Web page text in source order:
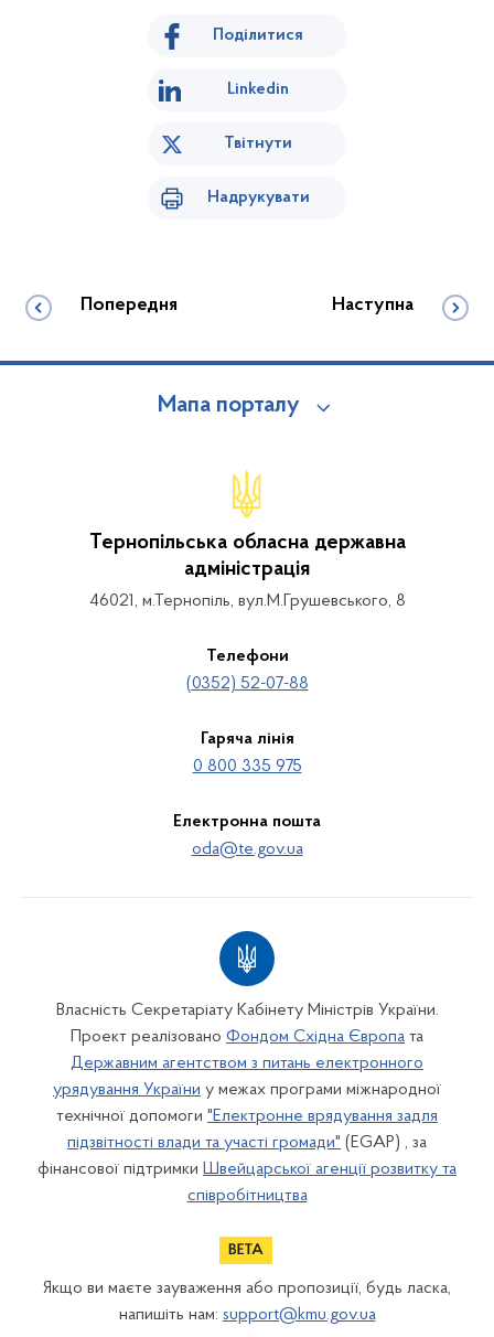
Поділитися
Linkedin
Твітнути
Надрукувати
Попередня Наступна
Мапа порталу
Тернопільська обласна державна
адміністрація
46021, м.Тернопіль, вул.М.Грушевського, 8
Телефони
(0352) 52-07-88
Гаряча лінія
0 800 335 975
Електронна пошта
oda@te.gov.ua
Власність Секретаріату Кабінету Міністрів України.
Проект реалізовано Фондом Східна Європа та
Державним агентством з питань електронного
урядування України у межах програми міжнародної
технічної допомоги "Електронне врядування задля
підзвітності влади та участі громади" (EGAP) , за
фінансової підтримки Швейцарської агенції розвитку та
співробітництва
Якщо ви маєте зауваження або пропозиції, будь ласка,
напишіть нам: support@kmu.gov.ua